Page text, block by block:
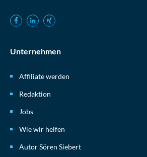
Unternehmen
Affiliate werden
Redaktion
Jobs
Wie wir helfen
Autor Sören Siebert